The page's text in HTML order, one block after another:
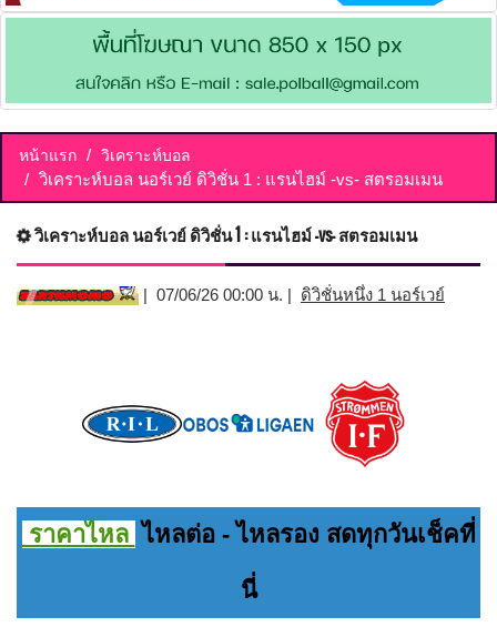
หน้าแรก วิเคราะห์บอล
วิเคราะห์บอล นอร์เวย์ ดิวิชั่น 1 : แรนไฮม์ -vs- สตรอมเมน
วิเคราะห์บอล นอร์เวย์ ดิวิชั่น 1 : แรนไฮม์ -vs- สตรอมเมน
| 07/06/26 00:00 น. | ดิวิชั่นหนึ่ง 1 นอร์เวย์
ราคาไหล ไหลต่อ - ไหลรอง สดทุกวันเช็คที่
นี่